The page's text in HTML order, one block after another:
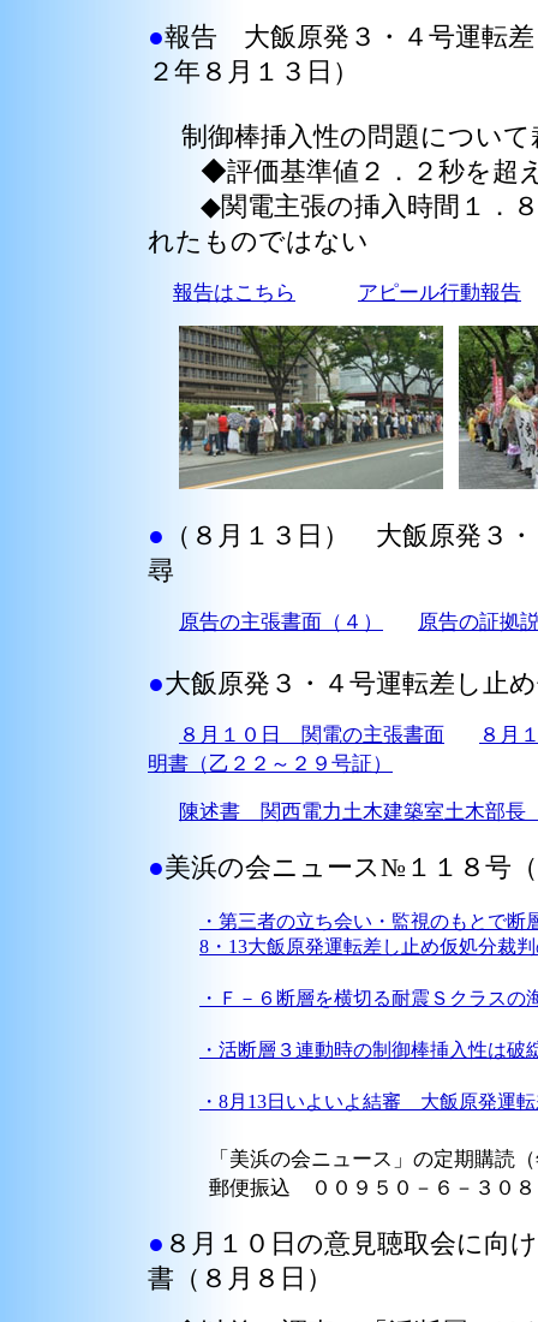
●報告 大飯原発３・４号運転
２年８月１３日）
制御棒挿入性の問題について
◆評価基準値２．２秒を超え
◆関電主張の挿入時間１．８
れたものではない
報告はこちら アピール行動報告
● （８月１３日） 大飯原発３
尋
原告の主張書面（４） 原告の証拠
●大飯原発３・４号運転差し止
８月１０日 関電の主張書面
８月
明書（乙２２～２９号証）
陳述書 関西電力土木建築室土木部
●美浜の会ニュース№１１８号
・第三者の立ち会い・監視のもとで断
8・13大飯原発運転差し止め仮処分裁
・Ｆ－６断層を横切る耐震Ｓクラスの
・活断層３連動時の制御棒挿入性は破
・8月13日いよいよ結審 大飯原発運
「美浜の会ニュース」の定期購読（
郵便振込 ００９５０－６－３０８
● ８月１０日の意見聴取会に向
書（８月８日）